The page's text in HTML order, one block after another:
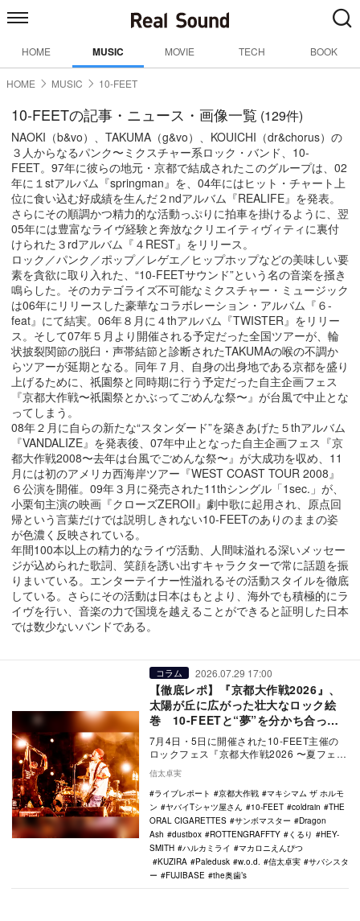
HOME MUSIC MOVIE TECH BOOK
HOME MUSIC 10-FEET
10-FEETの記事・ニュース・画像一覧 (129件)
NAOKI（b&vo）、TAKUMA（g&vo）、KOUICHI（dr&chorus）の
３人からなるパンク〜ミクスチャー系ロック・バンド、10-
FEET。97年に彼らの地元・京都で結成されたこのグループは、02
年に１stアルバム『springman』を、04年にはヒット・チャート上
位に食い込む好成績を生んだ２ndアルバム『REALIFE』を発表。
さらにその順調かつ精力的な活動っぷりに拍車を掛けるように、翌
05年には豊富なライヴ経験と奔放なクリエイティヴィティに裏付
けられた３rdアルバム『４REST』をリリース。
ロック／パンク／ポップ／レゲエ／ヒップホップなどの美味しい要
素を貪欲に取り入れた、“10-FEETサウンド”という名の音楽を掻き
鳴らした。そのカテゴライズ不可能なミクスチャー・ミュージック
は06年にリリースした豪華なコラボレーション・アルバム『６-
feat』にて結実。06年８月に４thアルバム『TWISTER』をリリー
ス。そして07年５月より開催される予定だった全国ツアーが、輪
状披裂関節の脱臼・声帯結節と診断されたTAKUMAの喉の不調か
らツアーが延期となる。同年７月、自身の出身地である京都を盛り
上げるために、祇園祭と同時期に行う予定だった自主企画フェス
『京都大作戦〜祇園祭とかぶってごめんな祭〜』が台風で中止とな
ってしまう。
08年２月に自らの新たな“スタンダード”を築きあげた５thアルバム
『VANDALIZE』を発表後、07年中止となった自主企画フェス『京
都大作戦2008〜去年は台風でごめんな祭〜』が大成功を収め、11
月には初のアメリカ西海岸ツアー『WEST COAST TOUR 2008』
６公演を開催。09年３月に発売された11thシングル「1sec.」が、
小栗旬主演の映画『クローズZEROII』劇中歌に起用され、原点回
帰という言葉だけでは説明しきれない10-FEETのありのままの姿
が色濃く反映されている。
年間100本以上の精力的なライヴ活動、人間味溢れる深いメッセー
ジが込められた歌詞、笑顔を誘い出すキャラクターで常に話題を振
りまいている。エンターテイナー性溢れるその活動スタイルを徹底
している。さらにその活動は日本はもとより、海外でも積極的にラ
イヴを行い、音楽の力で国境を越えることができると証明した日本
では数少ないバンドである。
コラム 2026.07.29 17:00
【徹底レポ】『京都大作戦2026』、
太陽が丘に広がった壮大なロック絵
巻 10-FEETと“夢”を分かち合った
名シーン尽くしの2日間
7月4日・5日に開催された10-FEET主催の
ロックフェス『京都大作戦2026 〜夏フェス
キックオフ！情熱のパスを繋ぎな祭』。2…
信太卓実
ライブレポート
京都大作戦
マキシマム ザ ホルモ
ン
ヤバイTシャツ屋さん 10-FEET coldrain
THE
ORAL CIGARETTES
サンボマスター
Dragon
Ash
dustbox ROTTENGRAFFTY くるり
HEY-
SMITH
ハルカミライ
マカロニえんぴつ
KUZIRA
Paledusk w.o.d. 信太卓実
サバシスタ
ー
FUJIBASE the奥歯’s